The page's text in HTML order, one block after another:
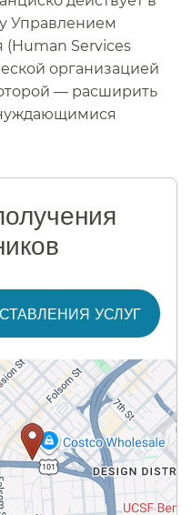
Управлением
(Human Services
организацией
— расширить
УСЛУГ​​